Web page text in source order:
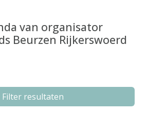
van organisator
Beurzen Rijkerswoerd
Filter resultaten